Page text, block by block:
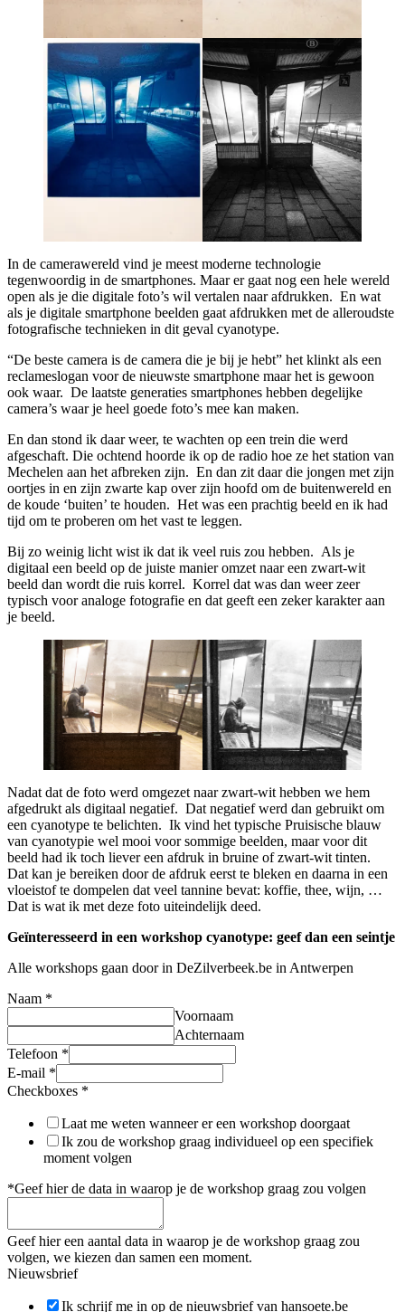
In de camerawereld vind je meest moderne technologie
tegenwoordig in de smartphones. Maar er gaat nog een hele wereld
open als je die digitale foto’s wil vertalen naar afdrukken. En wat
als je digitale smartphone beelden gaat afdrukken met de alleroudste
fotografische technieken in dit geval cyanotype.
“De beste camera is de camera die je bij je hebt” het klinkt als een
reclameslogan voor de nieuwste smartphone maar het is gewoon
ook waar. De laatste generaties smartphones hebben degelijke
camera’s waar je heel goede foto’s mee kan maken.
En dan stond ik daar weer, te wachten op een trein die werd
afgeschaft. Die ochtend hoorde ik op de radio hoe ze het station van
Mechelen aan het afbreken zijn. En dan zit daar die jongen met zijn
oortjes in en zijn zwarte kap over zijn hoofd om de buitenwereld en
de koude ‘buiten’ te houden. Het was een prachtig beeld en ik had
tijd om te proberen om het vast te leggen.
Bij zo weinig licht wist ik dat ik veel ruis zou hebben. Als je
digitaal een beeld op de juiste manier omzet naar een zwart-wit
beeld dan wordt die ruis korrel. Korrel dat was dan weer zeer
typisch voor analoge fotografie en dat geeft een zeker karakter aan
je beeld.
Nadat dat de foto werd omgezet naar zwart-wit hebben we hem
afgedrukt als digitaal negatief. Dat negatief werd dan gebruikt om
een cyanotype te belichten. Ik vind het typische Pruisische blauw
van cyanotypie wel mooi voor sommige beelden, maar voor dit
beeld had ik toch liever een afdruk in bruine of zwart-wit tinten.
Dat kan je bereiken door de afdruk eerst te bleken en daarna in een
vloeistof te dompelen dat veel tannine bevat: koffie, thee, wijn, …
Dat is wat ik met deze foto uiteindelijk deed.
Geïnteresseerd in een workshop cyanotype: geef dan een seintje
Alle workshops gaan door in DeZilverbeek.be in Antwerpen
Naam *
Voornaam
Achternaam
Telefoon *
E-mail *
Checkboxes *
Laat me weten wanneer er een workshop doorgaat
Ik zou de workshop graag individueel op een specifiek
moment volgen
*Geef hier de data in waarop je de workshop graag zou volgen
Geef hier een aantal data in waarop je de workshop graag zou
volgen, we kiezen dan samen een moment.
Nieuwsbrief
Ik schrijf me in op de nieuwsbrief van hansoete.be